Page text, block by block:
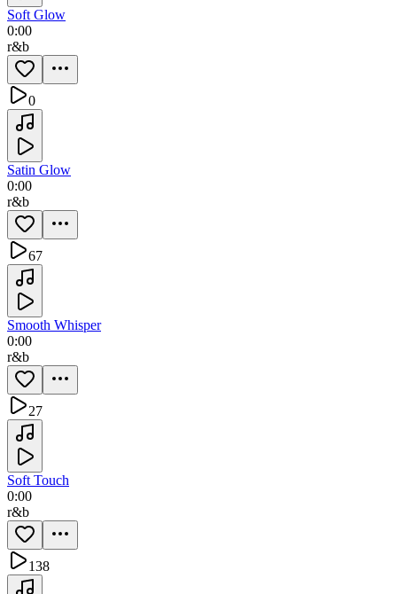
Soft Glow
0:00
r&b
0
Satin Glow
0:00
r&b
67
Smooth Whisper
0:00
r&b
27
Soft Touch
0:00
r&b
138